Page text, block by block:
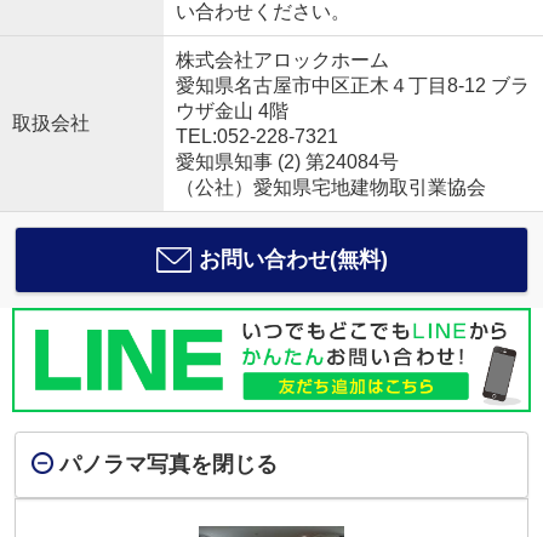
い合わせください。
取扱会社
株式会社アロックホーム
愛知県名古屋市中区正木４丁目8-12 ブラ
ウザ金山 4階
TEL:052-228-7321
愛知県知事 (2) 第24084号
（公社）愛知県宅地建物取引業協会
お問い合わせ(無料)
パノラマ写真を閉じる